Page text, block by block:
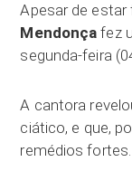
Apesar de estar
Mendonça fez
segunda-feira
A cantora
ciático, e que,
remédios fortes.